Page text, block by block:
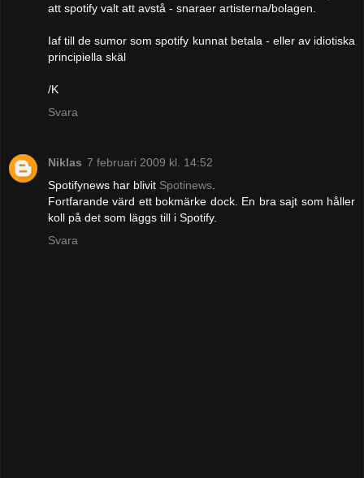
att spotify valt att avstå - snaraer artisterna/bolagen.
Iaf till de sumor som spotify kunnat betala - eller av idiotiska
principiella skäl
/K
Svara
Niklas 7 februari 2009 kl. 14:52
Spotifynews har blivit Spotinews
Fortfarande värd ett bokmärke dock. En bra sajt som håller
koll på det som läggs till i Spotify.
Svara